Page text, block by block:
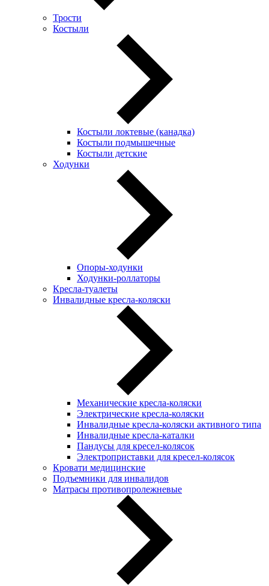
Трости
Костыли
Костыли локтевые (канадка)
Костыли подмышечные
Костыли детские
Ходунки
Опоры-ходунки
Ходунки-роллаторы
Кресла-туалеты
Инвалидные кресла-коляски
Механические кресла-коляски
Электрические кресла-коляски
Инвалидные кресла-коляски активного типа
Инвалидные кресла-каталки
Пандусы для кресел-колясок
Электроприставки для кресел-колясок
Кровати медицинские
Подъемники для инвалидов
Матрасы противопролежневые